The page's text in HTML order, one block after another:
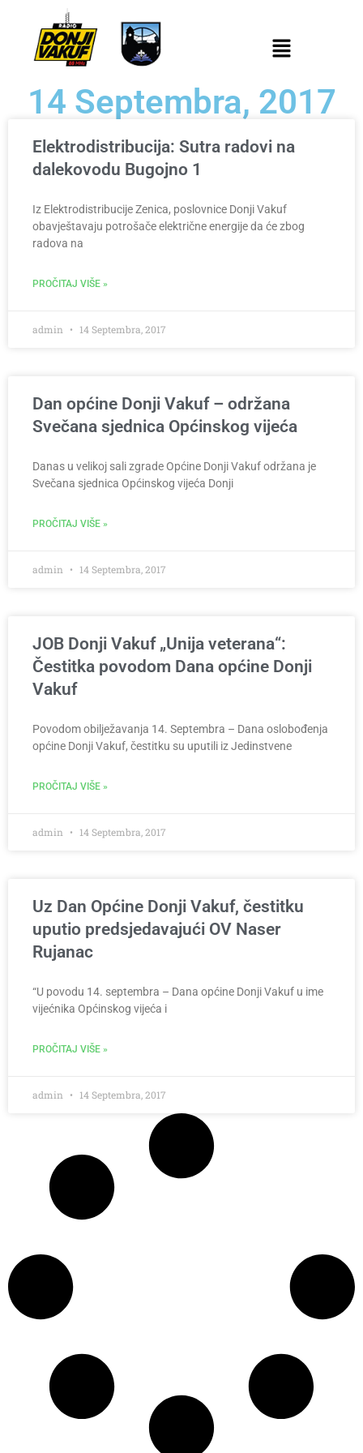
14 Septembra, 2017
Elektrodistribucija: Sutra radovi na
dalekovodu Bugojno 1
Iz Elektrodistribucije Zenica, poslovnice Donji Vakuf
obavještavaju potrošače električne energije da će zbog
radova na
PROČITAJ VIŠE »
admin 14 Septembra, 2017
Dan općine Donji Vakuf – održana
Svečana sjednica Općinskog vijeća
Danas u velikoj sali zgrade Općine Donji Vakuf održana je
Svečana sjednica Općinskog vijeća Donji
PROČITAJ VIŠE »
admin 14 Septembra, 2017
JOB Donji Vakuf „Unija veterana“:
Čestitka povodom Dana općine Donji
Vakuf
Povodom obilježavanja 14. Septembra – Dana oslobođenja
općine Donji Vakuf, čestitku su uputili iz Jedinstvene
PROČITAJ VIŠE »
admin 14 Septembra, 2017
Uz Dan Općine Donji Vakuf, čestitku
uputio predsjedavajući OV Naser
Rujanac
“U povodu 14. septembra – Dana općine Donji Vakuf u ime
vijećnika Općinskog vijeća i
PROČITAJ VIŠE »
admin 14 Septembra, 2017